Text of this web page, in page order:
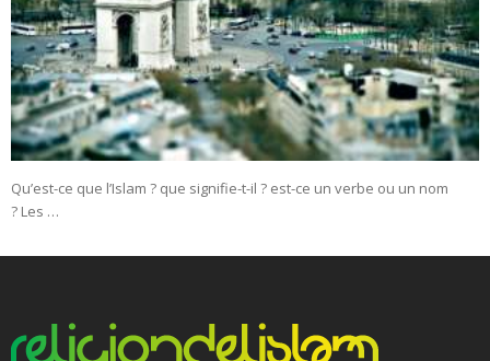
Qu’est-ce que l’Islam ? que signifie-t-il ? est-ce un verbe ou un nom
? Les …